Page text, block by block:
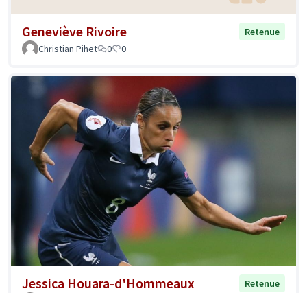
Geneviève Rivoire
Retenue
Christian Pihet
0 0
Jessica Houara-d'Hommeaux
Retenue